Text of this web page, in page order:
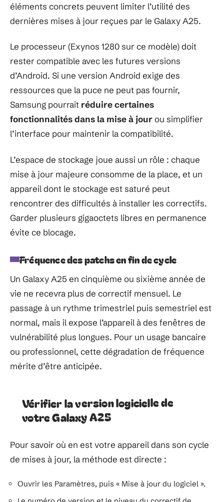
éléments concrets peuvent limiter l’utilité des
dernières mises à jour reçues par le Galaxy A25.
Le processeur (Exynos 1280 sur ce modèle) doit
rester compatible avec les futures versions
d’Android. Si une version Android exige des
ressources que la puce ne peut pas fournir,
Samsung pourrait réduire certaines
fonctionnalités dans la mise à jourou simplifier
l’interface pour maintenir la compatibilité.
L’espace de stockage joue aussi un rôle : chaque
mise à jour majeure consomme de la place, et un
appareil dont le stockage est saturé peut
rencontrer des difficultés à installer les correctifs.
Garder plusieurs gigaoctets libres en permanence
évite ce blocage.
Fréquence des patchs en fin de cycle
Un Galaxy A25 en cinquième ou sixième année de
vie ne recevra plus de correctif mensuel. Le
passage à un rythme trimestriel puis semestriel est
normal, mais il expose l’appareil à des fenêtres de
vulnérabilité plus longues. Pour un usage bancaire
ou professionnel, cette dégradation de fréquence
mérite d’être anticipée.
Vérifier la version logicielle de
votre Galaxy A25
Pour savoir où en est votre appareil dans son cycle
de mises à jour, la méthode est directe :
Ouvrir les Paramètres, puis « Mise à jour du logiciel ».